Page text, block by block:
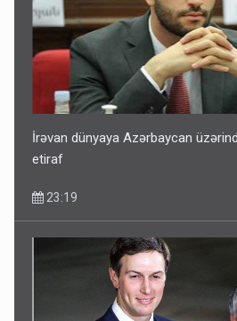
İrəvan dünyaya Azərbaycan
etiraf
İrəvan dünyaya Azərbaycan
etiraf
23:19